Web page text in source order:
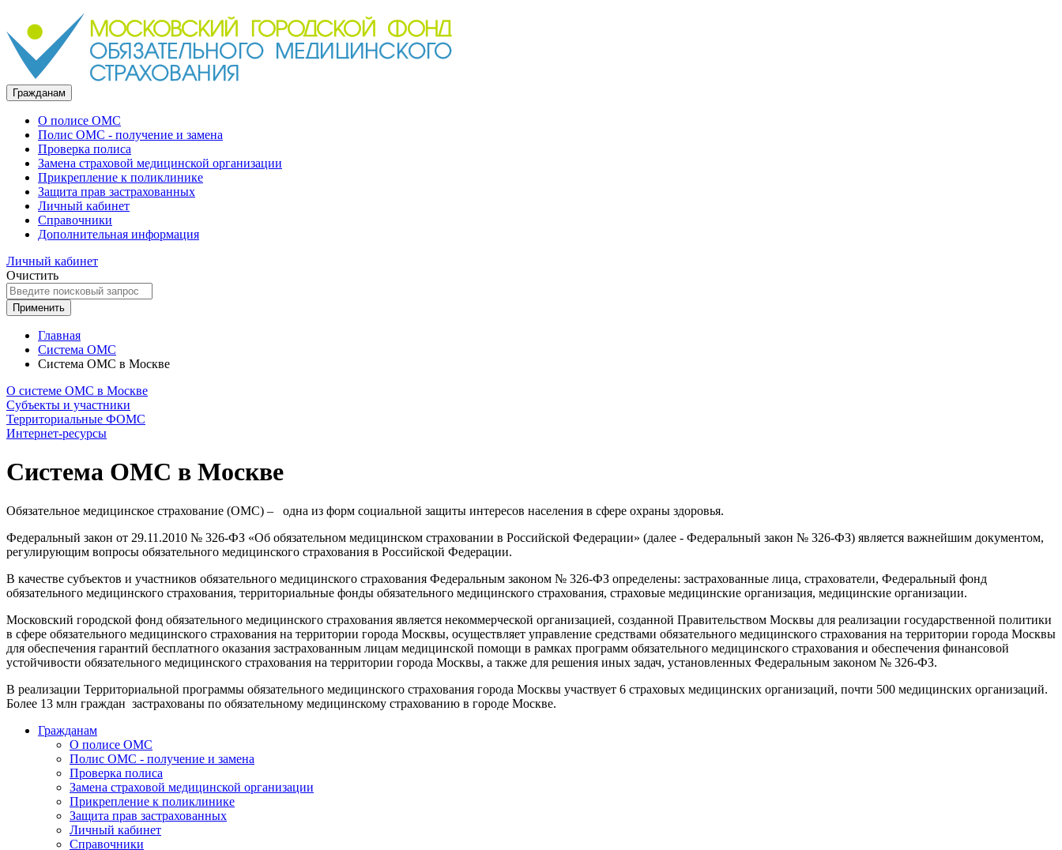
Гражданам
О полисе ОМС
Полис ОМС - получение и замена
Проверка полиса
Замена страховой медицинской организации
Прикрепление к поликлинике
Защита прав застрахованных
Личный кабинет
Справочники
Дополнительная информация
Личный кабинет
Очистить
Применить
Главная
Система ОМС
Система ОМС в Москве
О системе ОМС в Москве
Субъекты и участники
Территориальные ФОМС
Интернет-ресурсы
Система ОМС в Москве
Обязательное медицинское страхование (ОМС) – одна из форм социальной защиты интересов населения в сфере охраны здоровья.
Федеральный закон от 29.11.2010 № 326-ФЗ «Об обязательном медицинском страховании в Российской Федерации» (далее - Федеральный закон № 326-ФЗ) является важнейшим документом,
регулирующим вопросы обязательного медицинского страхования в Российской Федерации.
В качестве субъектов и участников обязательного медицинского страхования Федеральным законом № 326-ФЗ определены: застрахованные лица, страхователи, Федеральный фонд
обязательного медицинского страхования, территориальные фонды обязательного медицинского страхования, страховые медицинские организация, медицинские организации.
Московский городской фонд обязательного медицинского страхования является некоммерческой организацией, созданной Правительством Москвы для реализации государственной политики
в сфере обязательного медицинского страхования на территории города Москвы, осуществляет управление средствами обязательного медицинского страхования на территории города Москвы
для обеспечения гарантий бесплатного оказания застрахованным лицам медицинской помощи в рамках программ обязательного медицинского страхования и обеспечения финансовой
устойчивости обязательного медицинского страхования на территории города Москвы, а также для решения иных задач, установленных Федеральным законом № 326-ФЗ.
В реализации Территориальной программы обязательного медицинского страхования города Москвы участвует 6 страховых медицинских организаций, почти 500 медицинских организаций.
Более 13 млн граждан застрахованы по обязательному медицинскому страхованию в городе Москве.
Гражданам
О полисе ОМС
Полис ОМС - получение и замена
Проверка полиса
Замена страховой медицинской организации
Прикрепление к поликлинике
Защита прав застрахованных
Личный кабинет
Справочники